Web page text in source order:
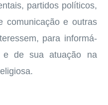
partidos políticos,
comunicação e outras
para informá-
de sua atuação na